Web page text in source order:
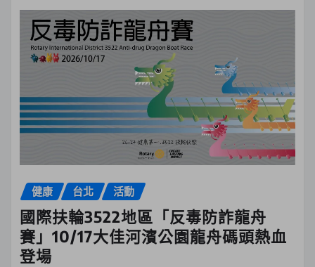
健康 台北 活動
國際扶輪3522地區「反毒防詐龍舟
賽」10/17大佳河濱公園龍舟碼頭熱血
登場